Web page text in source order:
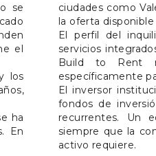
se
el
los
ha
En
ciudades como
la oferta disponible
El perfil del
servicios
Build to Rent
específicamente
El inversor
fondos de
recurrentes. Un
siempre que la
activo requiere.